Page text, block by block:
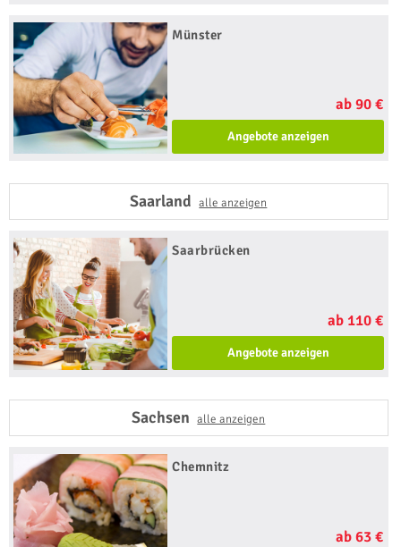
Münster
ab 90 €
Angebote anzeigen
Saarlandalle anzeigen
Saarbrücken
ab 110 €
Angebote anzeigen
Sachsenalle anzeigen
Chemnitz
ab 63 €